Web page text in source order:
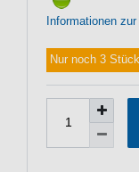
Informationen
Nur noch 3